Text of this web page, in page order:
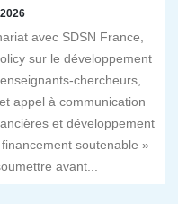
avec SDSN France,
sur le développement
chercheurs,
appel à communication
et développement
soutenable »
avant...